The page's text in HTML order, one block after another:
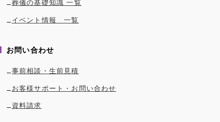
葬儀の基礎知識 一覧
イベント情報 一覧
お問い合わせ
事前相談・生前見積
お客様サポート・お問い合わせ
資料請求